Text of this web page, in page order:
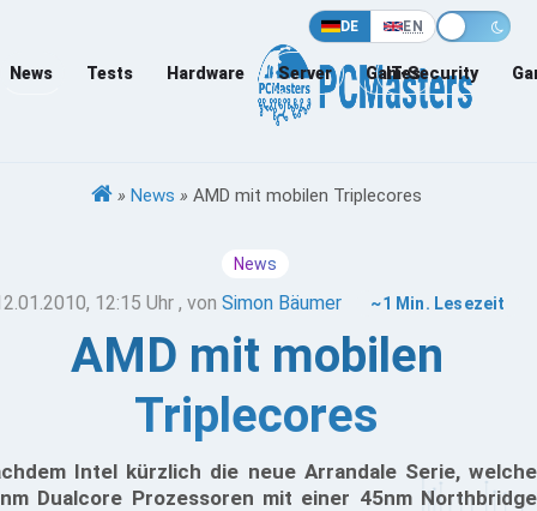
DE EN
News Tests Hardware Server Games
IT-Security
» News » AMD mit mobilen Triplecores
News
12:15 Uhr , vonSimon Bäumer ~1 Min. Lesezeit
AMD mit mobilen
Triplecores
Intel kürzlich die neue Arrandale Serie, welche
Dualcore Prozessoren mit einer 45nm Northbridge